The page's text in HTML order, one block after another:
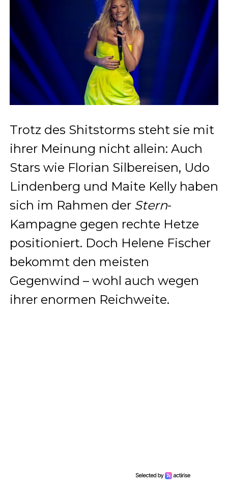
Trotz des Shitstorms steht sie mit
ihrer Meinung nicht allein: Auch
Stars wie Florian Silbereisen, Udo
Lindenberg und Maite Kelly haben
sich im Rahmen der Stern-
Kampagne gegen rechte Hetze
positioniert. Doch Helene Fischer
bekommt den meisten
Gegenwind – wohl auch wegen
ihrer enormen Reichweite.